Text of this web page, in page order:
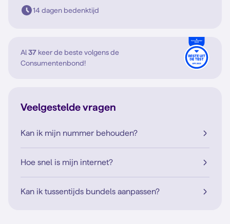
14 dagen bedenktijd
Al37 keer de beste volgens de
Consumentenbond!
Veelgestelde vragen
Kan ik mijn nummer behouden?
Hoe snel is mijn internet?
Kan ik tussentijds bundels aanpassen?